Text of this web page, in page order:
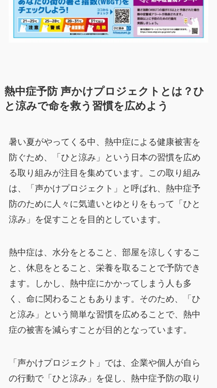
熱中症予防 声かけプロジェクトとは？ひ
と涼みで命を救う習慣を広めよう
暑い夏がやってくる中、熱中症による健康被害を
防ぐため、「ひと涼み」という日本の習慣を広め
る取り組みが注目を集めています。この取り組み
は、「声かけプロジェクト」と呼ばれ、熱中症予
防のために人々に気遣いとゆとりをもって「ひと
涼み」を促すことを目的としています。
熱中症は、水分をとること、部屋を涼しくするこ
と、休息をとること、栄養を取ることで予防でき
ます。しかし、熱中症にかかってしまう人も多
く、命に関わることもあります。そのため、「ひ
と涼み」という簡単な習慣を広めることで、熱中
症の被害を減らすことが目的となっています。
「声かけプロジェクト」では、企業や個人が自ら
の行動で「ひと涼み」を促し、熱中症予防の取り